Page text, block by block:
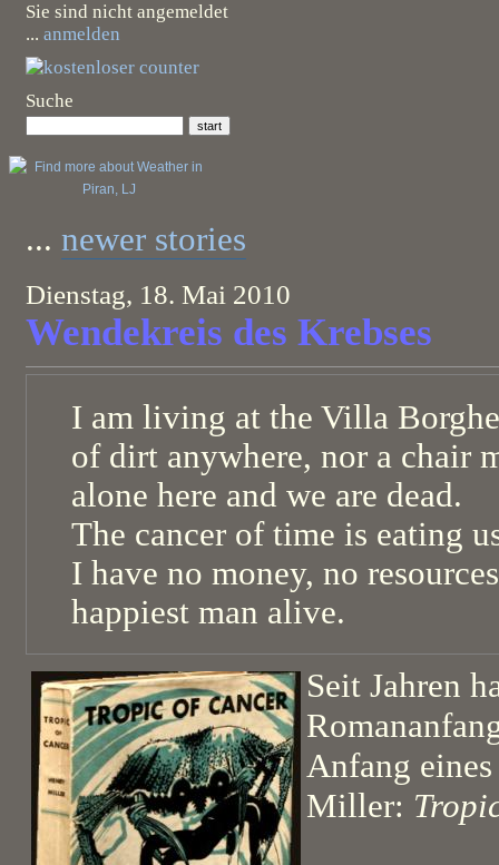
Sie sind nicht angemeldet
... anmelden
Suche
... newer stories
Dienstag, 18. Mai 2010
Wendekreis des Krebses
I am living at the Villa
of dirt anywhere, nor a chair
alone here and we are dead.
The cancer of time is eating
I have no money, no
happiest man alive.
Seit Jahren
Anfang
Miller: